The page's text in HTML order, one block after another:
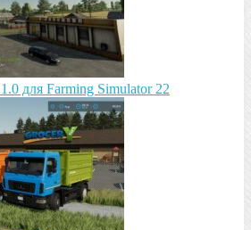
для Farming Simulator 22